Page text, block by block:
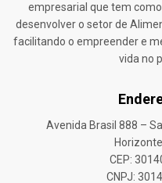
empresarial que tem
desenvolver o setor de
facilitando o empreender e
vida no
Avenida Brasil 888 –
CEP:
CNPJ: